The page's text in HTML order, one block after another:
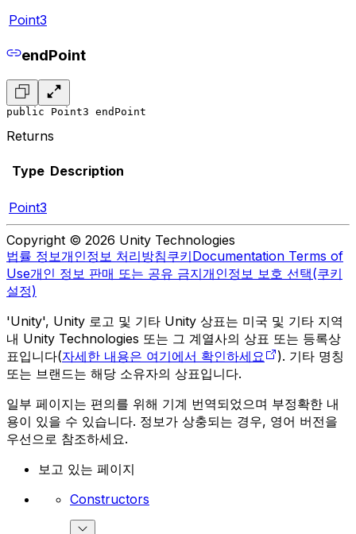
Point3
endPoint
public Point3 endPoint
Returns
Type Description
Point3
Copyright © 2026 Unity Technologies
법률 정보개인정보 처리방침쿠키Documentation Terms of
Use개인 정보 판매 또는 공유 금지개인정보 보호 선택(쿠키
설정)
'Unity', Unity 로고 및 기타 Unity 상표는 미국 및 기타 지역
내 Unity Technologies 또는 그 계열사의 상표 또는 등록상
표입니다(자세한 내용은 여기에서 확인하세요
). 기타 명칭
또는 브랜드는 해당 소유자의 상표입니다.
일부 페이지는 편의를 위해 기계 번역되었으며 부정확한 내
용이 있을 수 있습니다. 정보가 상충되는 경우, 영어 버전을
우선으로 참조하세요.
보고 있는 페이지
Constructors